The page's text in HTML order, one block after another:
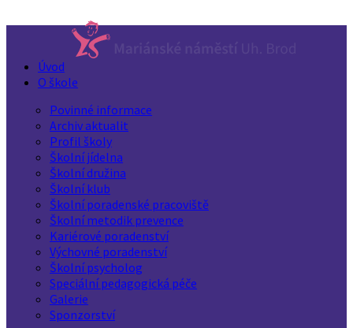
Úvod
O škole
Povinné informace
Archiv aktualit
Profil školy
Školní jídelna
Školní družina
Školní klub
Školní poradenské pracoviště
Školní metodik prevence
Kariérové poradenství
Výchovné poradenství
Školní psycholog
Speciální pedagogická péče
Galerie
Sponzorství